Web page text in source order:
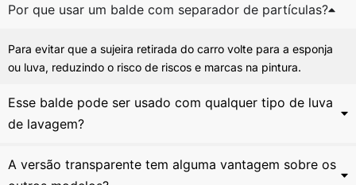
Por que usar um balde com separador de partículas?
Para evitar que a sujeira retirada do carro volte para a esponja
ou luva, reduzindo o risco de riscos e marcas na pintura.
Esse balde pode ser usado com qualquer tipo de luva
de lavagem?
A versão transparente tem alguma vantagem sobre os